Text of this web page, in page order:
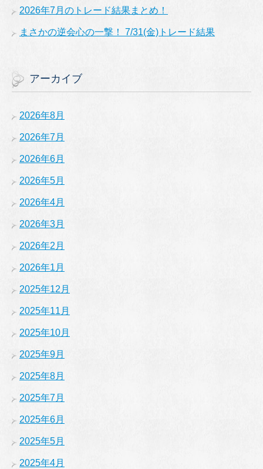
2026年7月のトレード結果まとめ！
まさかの逆会心の一撃！ 7/31(金)トレード結果
アーカイブ
2026年8月
2026年7月
2026年6月
2026年5月
2026年4月
2026年3月
2026年2月
2026年1月
2025年12月
2025年11月
2025年10月
2025年9月
2025年8月
2025年7月
2025年6月
2025年5月
2025年4月